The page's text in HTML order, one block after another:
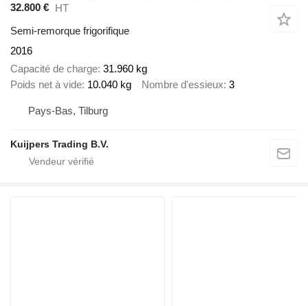
32.800 € HT
Semi-remorque frigorifique
2016
Capacité de charge 31.960 kg
Poids net à vide 10.040 kg Nombre d'essieux 3
Pays-Bas, Tilburg
Kuijpers Trading B.V.